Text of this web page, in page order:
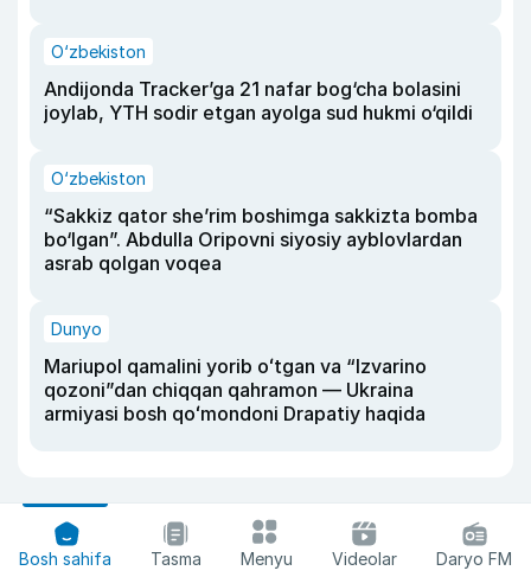
O‘zbekiston
Andijonda Tracker’ga 21 nafar bog‘cha bolasini
joylab, YTH sodir etgan ayolga sud hukmi o‘qildi
O‘zbekiston
“Sakkiz qator she’rim boshimga sakkizta bomba
bo‘lgan”. Abdulla Oripovni siyosiy ayblovlardan
asrab qolgan voqea
Dunyo
Mariupol qamalini yorib oʻtgan va “Izvarino
qozoni”dan chiqqan qahramon — Ukraina
armiyasi bosh qoʻmondoni Drapatiy haqida
Bosh sahifa Tasma Menyu Videolar Daryo FM